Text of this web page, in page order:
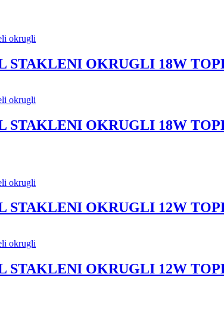
okrugli
STAKLENI OKRUGLI 18W
okrugli
STAKLENI OKRUGLI 18W
okrugli
STAKLENI OKRUGLI 12W
okrugli
STAKLENI OKRUGLI 12W